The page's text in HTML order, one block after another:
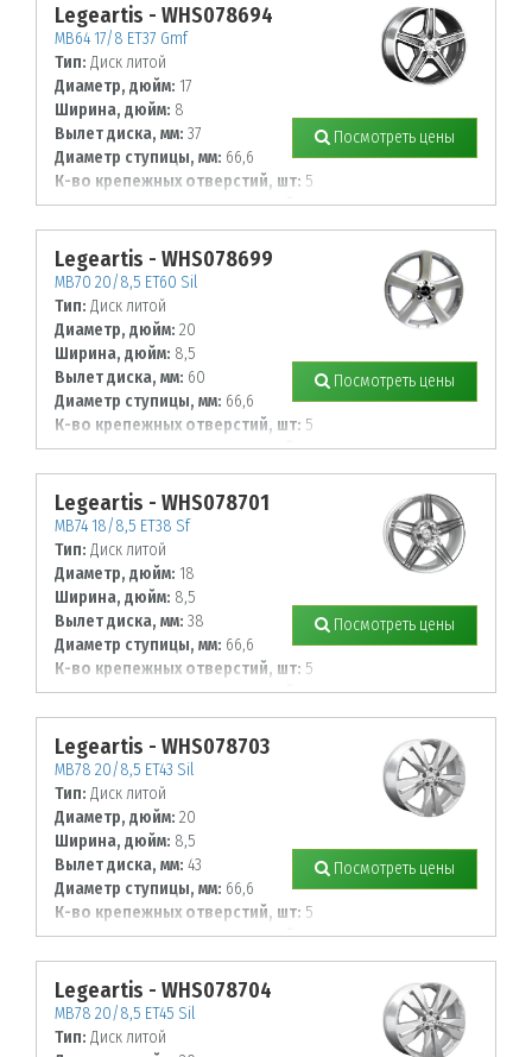
Legeartis - WHS078694
MB64 17/8 ET37 Gmf
Тип: Диск литой
Диаметр, дюйм: 17
Ширина, дюйм: 8
Вылет диска, мм: 37
Диаметр ступицы, мм: 66,6
К-во крепежных отверстий, шт: 5
Диаметр располож. отверстий, мм:
112
Посмотреть цены
Legeartis - WHS078699
MB70 20/8,5 ET60 Sil
Тип: Диск литой
Диаметр, дюйм: 20
Ширина, дюйм: 8,5
Вылет диска, мм: 60
Диаметр ступицы, мм: 66,6
К-во крепежных отверстий, шт: 5
Диаметр располож. отверстий, мм:
112
Посмотреть цены
Legeartis - WHS078701
MB74 18/8,5 ET38 Sf
Тип: Диск литой
Диаметр, дюйм: 18
Ширина, дюйм: 8,5
Вылет диска, мм: 38
Диаметр ступицы, мм: 66,6
К-во крепежных отверстий, шт: 5
Диаметр располож. отверстий, мм:
112
Посмотреть цены
Legeartis - WHS078703
MB78 20/8,5 ET43 Sil
Тип: Диск литой
Диаметр, дюйм: 20
Ширина, дюйм: 8,5
Вылет диска, мм: 43
Диаметр ступицы, мм: 66,6
К-во крепежных отверстий, шт: 5
Диаметр располож. отверстий, мм:
112
Посмотреть цены
Legeartis - WHS078704
MB78 20/8,5 ET45 Sil
Тип: Диск литой